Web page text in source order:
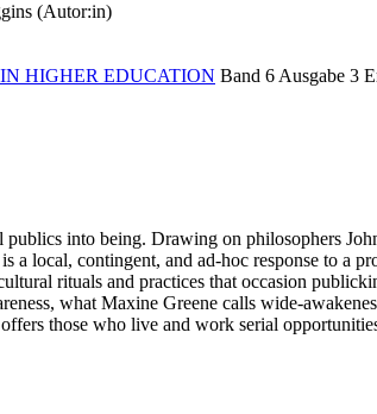
(Autor:in)
HIGHER EDUCATION Band 6Ausgabe 3
publics into being. Drawing on philosophers
a local, contingent, and ad-hoc response to
rituals and practices that occasion
what Maxine Greene calls wide-
those who live and work serial